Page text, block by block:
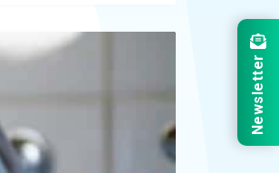
Newsletter